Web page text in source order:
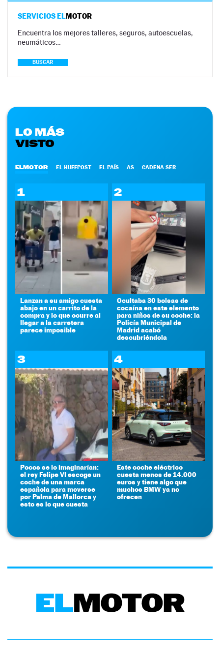
SERVICIOS ELMOTOR
Encuentra los mejores talleres, seguros, autoescuelas,
neumáticos…
BUSCAR
LO MÁS
VISTO
ELMOTOR EL HUFFPOST EL PAÍS AS CADENA SER
1
Lanzan a su amigo cuesta
abajo en un carrito de la
compra y lo que ocurre al
llegar a la carretera
parece imposible
2
Ocultaba 30 bolsas de
cocaína en este elemento
para niños de su coche: la
Policía Municipal de
Madrid acabó
descubriéndola
3
Pocos se lo imaginarían:
el rey Felipe VI escoge un
coche de una marca
española para moverse
por Palma de Mallorca y
esto es lo que cuesta
4
Este coche eléctrico
cuesta menos de 14.000
euros y tiene algo que
muchos BMW ya no
ofrecen